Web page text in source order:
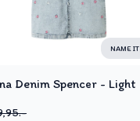
NAME IT
Denim Spencer - Light